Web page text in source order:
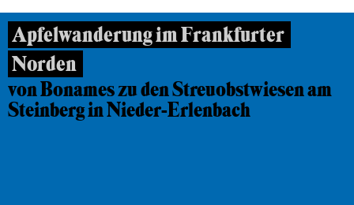
Apfelwanderung im Frankfurter
Norden
von Bonames zu den Streuobstwiesen am
Steinberg in Nieder-Erlenbach